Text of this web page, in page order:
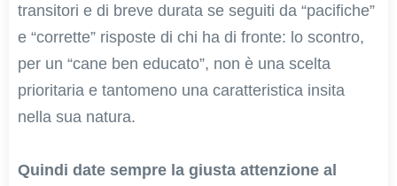
transitori e di breve durata se seguiti da “pacifiche”
e “corrette” risposte di chi ha di fronte: lo scontro,
per un “cane ben educato”, non è una scelta
prioritaria e tantomeno una caratteristica insita
nella sua natura.
Quindi date sempre la giusta attenzione al